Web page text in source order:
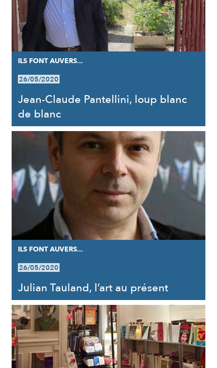
ILS FONT AUVERS...
26/05/2020
Jean-Claude Pantellini, loup blanc
de blanc
ILS FONT AUVERS...
26/05/2020
Julian Tauland, l’art au présent